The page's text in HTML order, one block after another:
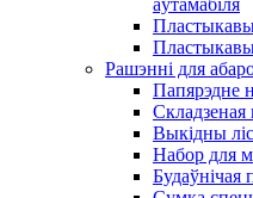
аўтамабіля
Пластыкавы
Рашэнні для
Папярэдне
Складзеная
Выкідны
Набор для
Будаўнічая